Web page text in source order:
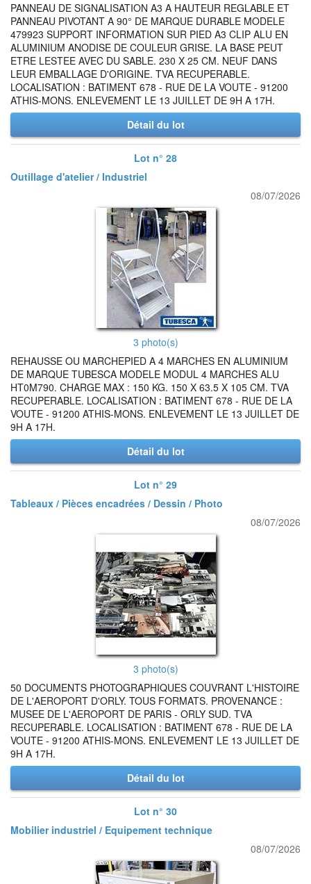
PANNEAU DE SIGNALISATION A3 A HAUTEUR REGLABLE ET
PANNEAU PIVOTANT A 90° DE MARQUE DURABLE MODELE
479923 SUPPORT INFORMATION SUR PIED A3 CLIP ALU EN
ALUMINIUM ANODISE DE COULEUR GRISE. LA BASE PEUT
ETRE LESTEE AVEC DU SABLE. 230 X 25 CM. NEUF DANS
LEUR EMBALLAGE D'ORIGINE. TVA RECUPERABLE.
LOCALISATION : BATIMENT 678 - RUE DE LA VOUTE - 91200
ATHIS-MONS. ENLEVEMENT LE 13 JUILLET DE 9H A 17H.
Détail du lot
Lot n° 28
Outillage d'atelier / Industriel
08/07/2026
3 photo(s)
REHAUSSE OU MARCHEPIED A 4 MARCHES EN ALUMINIUM
DE MARQUE TUBESCA MODELE MODUL 4 MARCHES ALU
HT0M790. CHARGE MAX : 150 KG. 150 X 63.5 X 105 CM. TVA
RECUPERABLE. LOCALISATION : BATIMENT 678 - RUE DE LA
VOUTE - 91200 ATHIS-MONS. ENLEVEMENT LE 13 JUILLET DE
9H A 17H.
Détail du lot
Lot n° 29
Tableaux / Pièces encadrées / Dessin / Photo
08/07/2026
3 photo(s)
50 DOCUMENTS PHOTOGRAPHIQUES COUVRANT L'HISTOIRE
DE L'AEROPORT D'ORLY. TOUS FORMATS. PROVENANCE :
MUSEE DE L'AEROPORT DE PARIS - ORLY SUD. TVA
RECUPERABLE. LOCALISATION : BATIMENT 678 - RUE DE LA
VOUTE - 91200 ATHIS-MONS. ENLEVEMENT LE 13 JUILLET DE
9H A 17H.
Détail du lot
Lot n° 30
Mobilier industriel / Equipement technique
08/07/2026